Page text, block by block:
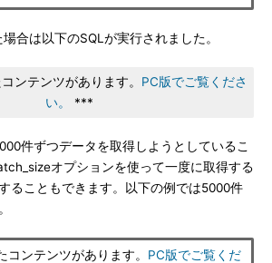
合は以下のSQLが実行されました。
ンテンツがあります。 PC版でご覧くださ
い。
***
件ずつデータを取得しようとしているこ
オプションを使って一度に取得する
ることもできます。以下の例では5000件
ンテンツがあります。 PC版でご覧くだ